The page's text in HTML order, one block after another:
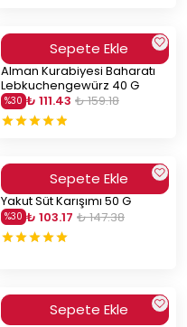
Sepete Ekle
Alman Kurabiyesi Baharatı
Lebkuchengewürz 40 G
%30 ₺ 111.43 ₺ 159.18
Sepete Ekle
Yakut Süt Karışımı 50 G
%30 ₺ 103.17 ₺ 147.38
Sepete Ekle